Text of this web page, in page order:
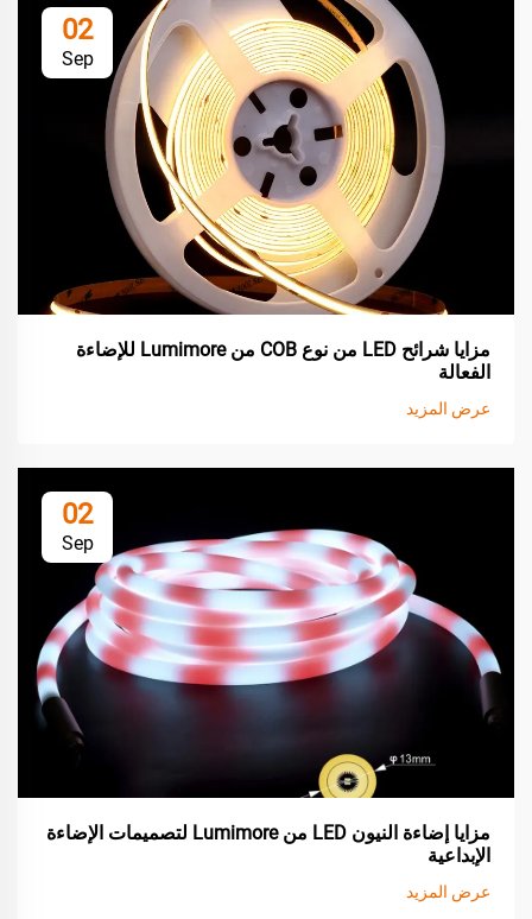
02
Sep
مزايا شرائح LED من نوع COB من Lumimore للإضاءة
الفعالة
عرض المزيد
02
Sep
مزايا إضاءة النيون LED من Lumimore لتصميمات الإضاءة
الإبداعية
عرض المزيد